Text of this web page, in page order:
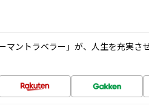
マントラベラー」が、人生を充実さ